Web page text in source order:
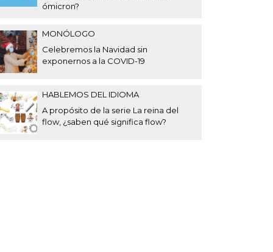
ómicron?
MONÓLOGO
Celebremos la Navidad sin
exponernos a la COVID-19
HABLEMOS DEL IDIOMA
A propósito de la serie La reina del
flow, ¿saben qué significa flow?